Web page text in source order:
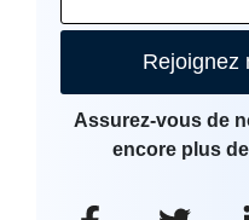
Rejoignez
Assurez-vous de
encore plus